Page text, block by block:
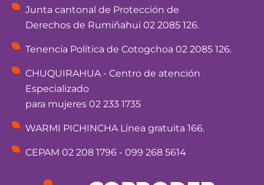
Junta cantonal de Protección de
Derechos de Rumiñahui 02 2085 126.
Tenencia Política de Cotogchoa 02 2085 126.
CHUQUIRAHUA - Centro de atención
Especializado
para mujeres 02 233 1735
WARMI PICHINCHA Línea gratuita 166.
CEPAM 02 208 1796 - 099 268 5614